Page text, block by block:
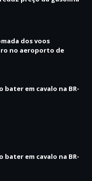
dos voos
no aeroporto de
bater em cavalo na BR-
bater em cavalo na BR-